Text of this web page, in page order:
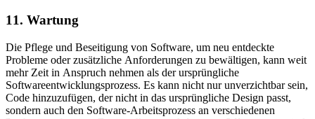
11. Wartung
Die Pflege und Beseitigung von Software, um neu entdeckte
Probleme oder zusätzliche Anforderungen zu bewältigen, kann weit
mehr Zeit in Anspruch nehmen als der ursprüngliche
Softwareentwicklungsprozess. Es kann nicht nur unverzichtbar sein,
Code hinzuzufügen, der nicht in das ursprüngliche Design passt,
sondern auch den Software-Arbeitsprozess an verschiedenen